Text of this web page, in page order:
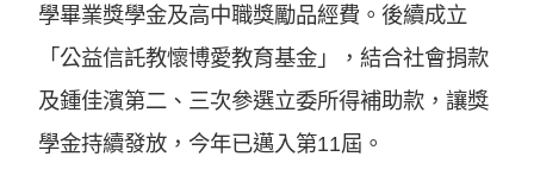
學畢業獎學金及高中職獎勵品經費。後續成立
「公益信託教懷博愛教育基金」，結合社會捐款
及鍾佳濱第二、三次參選立委所得補助款，讓獎
學金持續發放，今年已邁入第11屆。